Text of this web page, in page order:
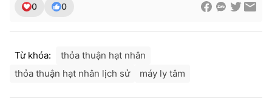
Giấy phép hoạt động báo in và báo điện tử số 483/GP-BTTTT
Phó Tổng Biên tập:Nguyễn Thị Mỹ Hạnh, Phạm Quốc Thắng,
Nguyễn Trọng Ninh
0 0
Từ khóa:
thỏa thuận hạt nhân
thỏa thuận hạt nhân lịch sử
máy ly tâm